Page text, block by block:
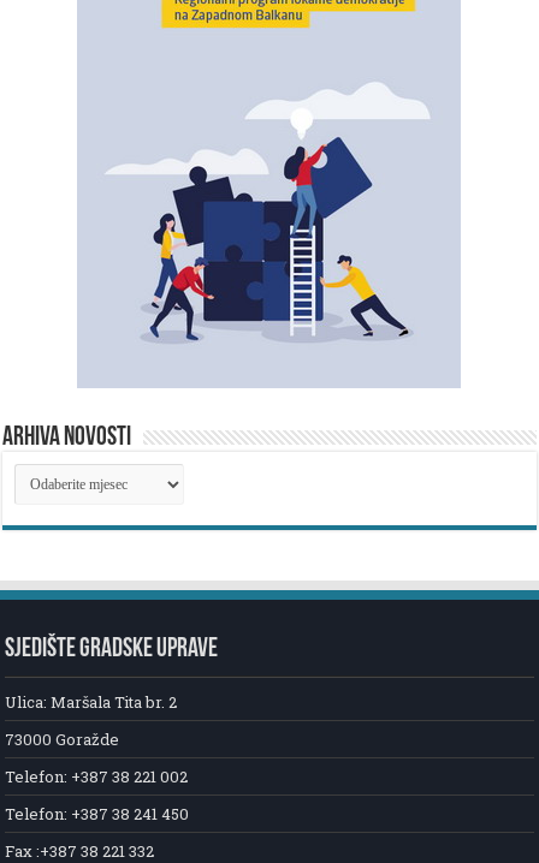
ARHIVA NOVOSTI
ARHIVA
NOVOSTI
SJEDIŠTE GRADSKE UPRAVE
Ulica: Maršala Tita br. 2
73000 Goražde
Telefon: +387 38 221 002
Telefon: +387 38 241 450
Fax :+387 38 221 332